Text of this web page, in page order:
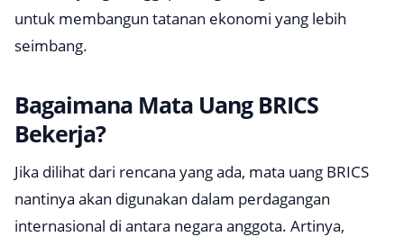
untuk membangun tatanan ekonomi yang lebih
seimbang.
Bagaimana Mata Uang BRICS
Bekerja?
Jika dilihat dari rencana yang ada, mata uang BRICS
nantinya akan digunakan dalam perdagangan
internasional di antara negara anggota. Artinya,